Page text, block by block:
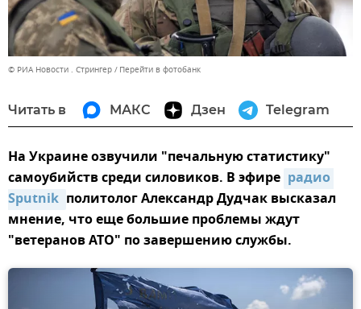
© РИА Новости . Стрингер Перейти в фотобанк
Читать в МАКС Дзен Telegram
На Украине озвучили "печальную статистику"
самоубийств среди силовиков. В эфире радио
Sputnik политолог Александр Дудчак высказал
мнение, что еще большие проблемы ждут
"ветеранов АТО" по завершению службы.